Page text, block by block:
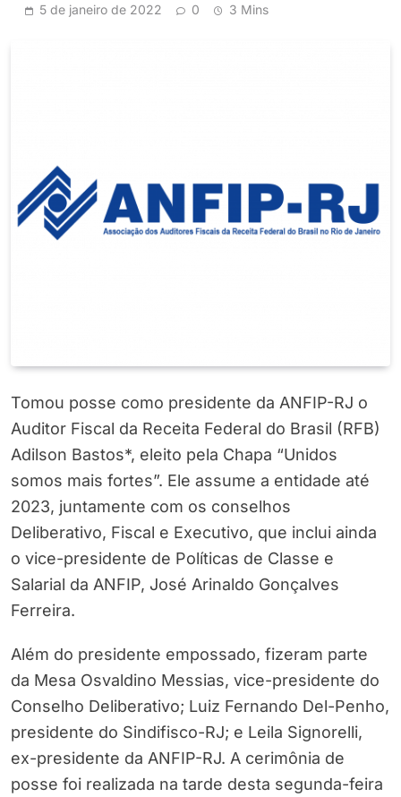
5 de janeiro de 2022 0 3 Mins
Tomou posse como presidente da ANFIP-RJ o
Auditor Fiscal da Receita Federal do Brasil (RFB)
Adilson Bastos*, eleito pela Chapa “Unidos
somos mais fortes”. Ele assume a entidade até
2023, juntamente com os conselhos
Deliberativo, Fiscal e Executivo, que inclui ainda
o vice-presidente de Políticas de Classe e
Salarial da ANFIP, José Arinaldo Gonçalves
Ferreira.
Além do presidente empossado, fizeram parte
da Mesa Osvaldino Messias, vice-presidente do
Conselho Deliberativo; Luiz Fernando Del-Penho,
presidente do Sindifisco-RJ; e Leila Signorelli,
ex-presidente da ANFIP-RJ. A cerimônia de
posse foi realizada na tarde desta segunda-feira